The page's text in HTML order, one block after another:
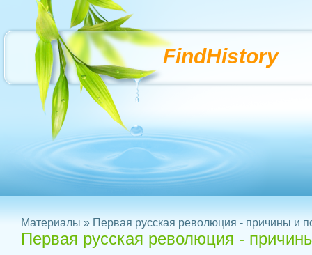
FindHistory
Материалы » Первая русская революция - причины и
Первая русская революция -